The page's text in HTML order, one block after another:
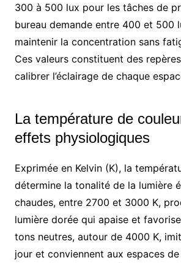
300 à 500 lux pour les tâches de
bureau demande entre 400 et 500
maintenir la concentration sans
Ces valeurs constituent des
calibrer l’éclairage de chaque
La température de
effets physiologiques
Exprimée en Kelvin (K), la
détermine la tonalité de la lumière
chaudes, entre 2700 et 3000 K,
lumière dorée qui apaise et
tons neutres, autour de 4000 K,
jour et conviennent aux espaces